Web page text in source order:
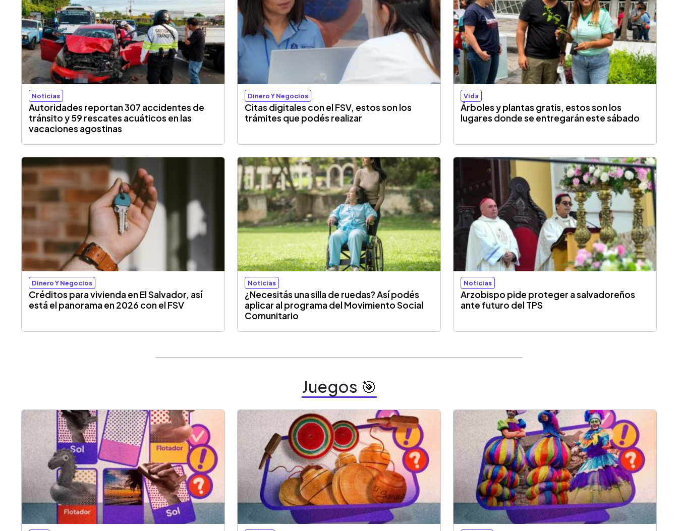
Noticias
Autoridades reportan 307 accidentes de
tránsito y 59 rescates acuáticos en las
vacaciones agostinas
Dinero Y Negocios
Citas digitales con el FSV, estos son los
trámites que podés realizar
Vida
Árboles y plantas gratis, estos son los
lugares donde se entregarán este sábado
Dinero Y Negocios
Créditos para vivienda en El Salvador, así
está el panorama en 2026 con el FSV
Noticias
¿Necesitás una silla de ruedas? Así podés
aplicar al programa del Movimiento Social
Comunitario
Noticias
Arzobispo pide proteger a salvadoreños
ante futuro del TPS
Juegos 🎯